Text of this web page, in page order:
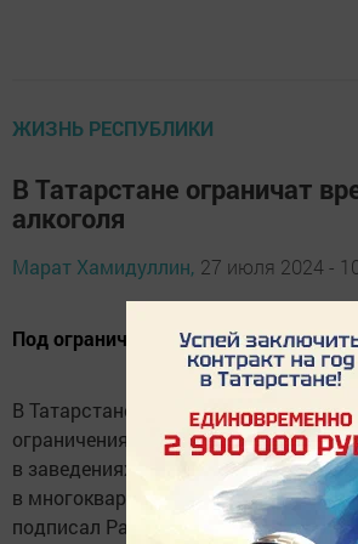
ЖИЗНЬ РЕСПУБЛИКИ
В Татарстане ограничат
алкоголя
Марат Хамидуллин, 27 июля 2024 -
Под ограничение подпадут 245
В Татарстане с 1 марта 2025 года
ограничения по розничной продаже
в заведениях общепита,
в многоквартирных домах.
подписал Раис РТ Рустам